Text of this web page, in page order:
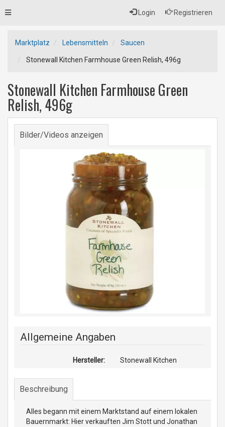
Login Registrieren
Toggle
Marktplatz Lebensmitteln Saucen
Stonewall Kitchen Farmhouse Green Relish, 496g
Stonewall Kitchen Farmhouse Green
Relish, 496g
Bilder/Videos anzeigen
Allgemeine Angaben
Hersteller: Stonewall Kitchen
Beschreibung
Alles begann mit einem Marktstand auf einem lokalen
Bauernmarkt: Hier verkauften Jim Stott und Jonathan